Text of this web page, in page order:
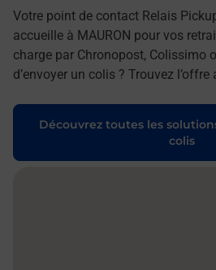
Votre point de contact Relais
accueille à MAURON pour vos
charge par Chronopost, Colissimo
d’envoyer un colis ? Trouvez
Découvrez toutes les
colis